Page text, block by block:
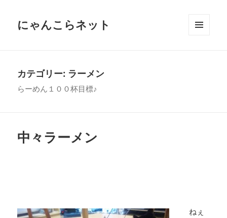
にゃんこらネット
カテゴリー: ラーメン
らーめん１００杯目標♪
中々ラーメン
ねぇ